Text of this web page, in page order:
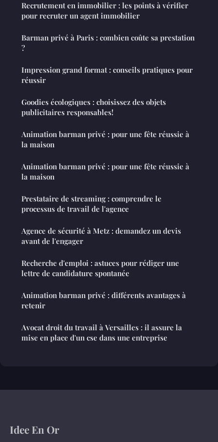
Recrutement en immobilier : les points à vérifier
pour recruter un agent immobilier
Barman privé à Paris : combien coûte sa prestation
?
Impression grand format : conseils pratiques pour
réussir
Goodies écologiques : choisissez des objets
publicitaires responsables!
Animation barman privé : pour une fête réussie à
la maison
Animation barman privé : pour une fête réussie à
la maison
Prestataire de streaming : comprendre le
processus de travail de l'agence
Agence de sécurité à Metz : demandez un devis
avant de l'engager
Recherche d'emploi : astuces pour rédiger une
lettre de candidature spontanée
Animation barman privé : différents avantages à
retenir
Avocat droit du travail à Versailles : il assure la
mise en place d'un cse dans une entreprise
Idee En Or